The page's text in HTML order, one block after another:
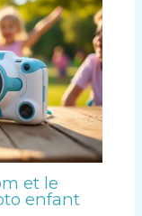
et le
enfant